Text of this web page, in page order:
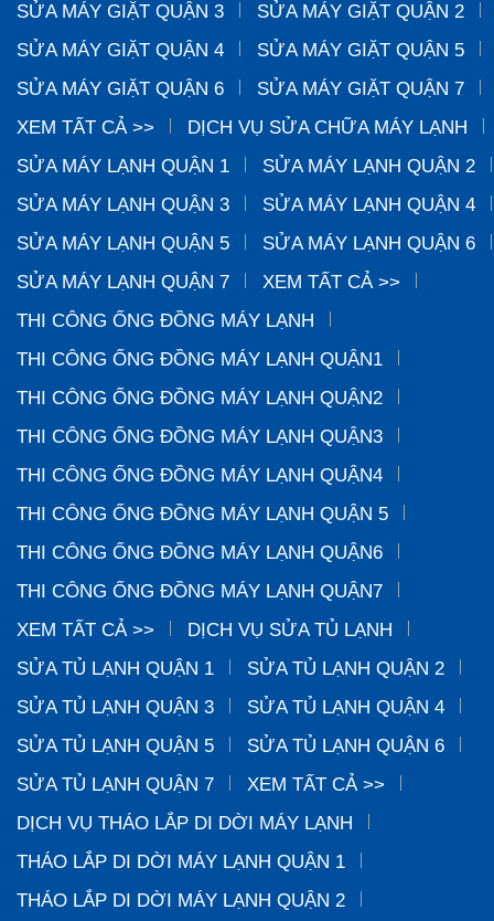
SỬA MÁY GIẶT QUẬN 3
SỬA MÁY GIẶT QUẬN 2
SỬA MÁY GIẶT QUẬN 4
SỬA MÁY GIẶT QUẬN 5
SỬA MÁY GIẶT QUẬN 6
SỬA MÁY GIẶT QUẬN 7
XEM TẤT CẢ >>
DỊCH VỤ SỬA CHỮA MÁY LẠNH
SỬA MÁY LẠNH QUẬN 1
SỬA MÁY LẠNH QUẬN 2
SỬA MÁY LẠNH QUẬN 3
SỬA MÁY LẠNH QUẬN 4
SỬA MÁY LẠNH QUẬN 5
SỬA MÁY LẠNH QUẬN 6
SỬA MÁY LẠNH QUẬN 7
XEM TẤT CẢ >>
THI CÔNG ỐNG ĐỒNG MÁY LẠNH
THI CÔNG ỐNG ĐỒNG MÁY LẠNH QUẬN1
THI CÔNG ỐNG ĐỒNG MÁY LẠNH QUẬN2
THI CÔNG ỐNG ĐỒNG MÁY LẠNH QUẬN3
THI CÔNG ỐNG ĐỒNG MÁY LẠNH QUẬN4
THI CÔNG ỐNG ĐỒNG MÁY LẠNH QUẬN 5
THI CÔNG ỐNG ĐỒNG MÁY LẠNH QUẬN6
THI CÔNG ỐNG ĐỒNG MÁY LẠNH QUẬN7
XEM TẤT CẢ >>
DỊCH VỤ SỬA TỦ LẠNH
SỬA TỦ LẠNH QUẬN 1
SỬA TỦ LẠNH QUẬN 2
SỬA TỦ LẠNH QUẬN 3
SỬA TỦ LẠNH QUẬN 4
SỬA TỦ LẠNH QUẬN 5
SỬA TỦ LẠNH QUẬN 6
SỬA TỦ LẠNH QUẬN 7
XEM TẤT CẢ >>
DỊCH VỤ THÁO LẮP DI DỜI MÁY LẠNH
THÁO LẮP DI DỜI MÁY LẠNH QUẬN 1
THÁO LẮP DI DỜI MÁY LẠNH QUẬN 2